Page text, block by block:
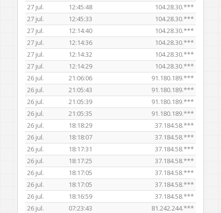
27 jul.
12:45:48
104.28.30.***
27 jul.
12:45:33
104.28.30.***
27 jul.
12:14:40
104.28.30.***
27 jul.
12:14:36
104.28.30.***
27 jul.
12:14:32
104.28.30.***
27 jul.
12:14:29
104.28.30.***
26 jul.
21:06:06
91.180.189.***
26 jul.
21:05:43
91.180.189.***
26 jul.
21:05:39
91.180.189.***
26 jul.
21:05:35
91.180.189.***
26 jul.
18:18:29
37.184.58.***
26 jul.
18:18:07
37.184.58.***
26 jul.
18:17:31
37.184.58.***
26 jul.
18:17:25
37.184.58.***
26 jul.
18:17:05
37.184.58.***
26 jul.
18:17:05
37.184.58.***
26 jul.
18:16:59
37.184.58.***
26 jul.
07:23:43
81.242.244.***